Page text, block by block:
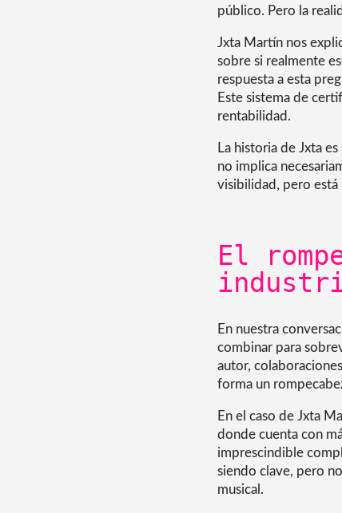
público. Pero la
Jxta Martín nos
sobre si realmente
respuesta a esta
Este sistema de
rentabilidad.
La historia de Jxta
no implica
visibilidad, pero está
El
En nuestra
combinar para
autor,
forma un
En el caso de Jxta
donde cuenta con
imprescindible
siendo clave, pero
musical.